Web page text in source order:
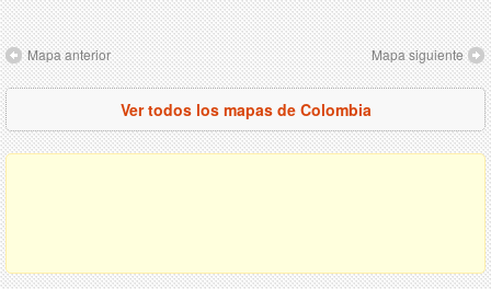
Mapa anterior Mapa siguiente
Ver todos los mapas de Colombia